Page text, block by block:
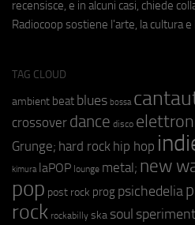
recensisce, e in alcuni casi, chiede
Radiocoop sostiene l'arte, la cultura
TAG CLOUD
ambient beat blues bossa
crossover dance disco
Grunge; hard rock hip hop
kimura laPOP lounge metal; new
pop post rock prog psichedelia
rock rockabilly ska soul